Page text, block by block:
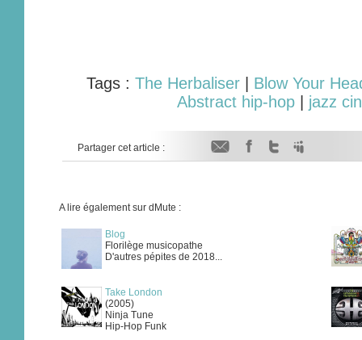
Tags : The Herbaliser| Blow Your
Abstract hip-hop| jazz
Partager cet article :
A lire également sur dMute :
Blog
Florilège musicopathe
D'autres pépites de 2018...
Take London
(2005)
Ninja Tune
Hip-Hop Funk